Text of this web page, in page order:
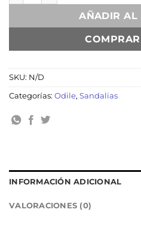
AÑADIR AL
SKU: N/D
Categorías: Odile, Sandalias
INFORMACIÓN ADICIONAL
VALORACIONES (0)